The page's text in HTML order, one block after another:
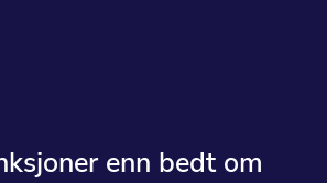
enn bedt om